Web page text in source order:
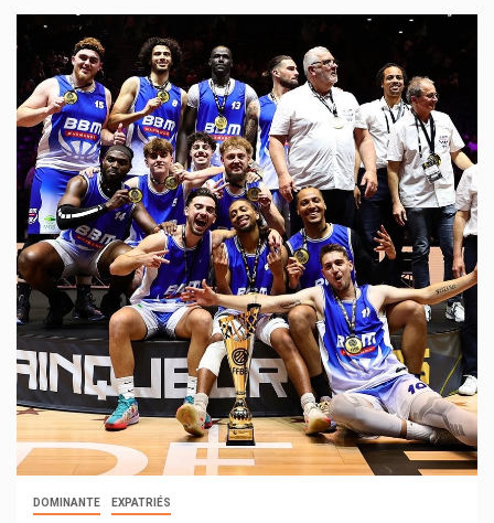
DOMINANTE EXPATRIÉS